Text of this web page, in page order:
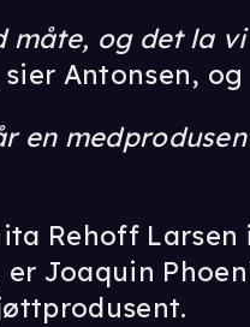
måte, og det la
sier Antonsen,
en
Rehoff Larsen i
er Joaquin